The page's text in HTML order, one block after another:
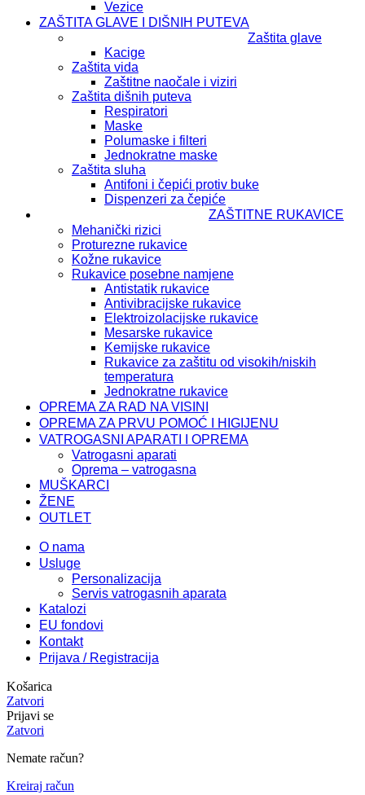
Vezice
ZAŠTITA GLAVE I DIŠNIH PUTEVA
Zaštita glave
Kacige
Zaštita vida
Zaštitne naočale i viziri
Zaštita dišnih puteva
Respiratori
Maske
Polumaske i filteri
Jednokratne maske
Zaštita sluha
Antifoni i čepići protiv buke
Dispenzeri za čepiće
ZAŠTITNE RUKAVICE
Mehanički rizici
Proturezne rukavice
Kožne rukavice
Rukavice posebne namjene
Antistatik rukavice
Antivibracijske rukavice
Elektroizolacijske rukavice
Mesarske rukavice
Kemijske rukavice
Rukavice za zaštitu od visokih/niskih
temperatura
Jednokratne rukavice
OPREMA ZA RAD NA VISINI
OPREMA ZA PRVU POMOĆ I HIGIJENU
VATROGASNI APARATI I OPREMA
Vatrogasni aparati
Oprema – vatrogasna
MUŠKARCI
ŽENE
OUTLET
O nama
Usluge
Personalizacija
Servis vatrogasnih aparata
Katalozi
EU fondovi
Kontakt
Prijava / Registracija
Košarica
Zatvori
Prijavi se
Zatvori
Nemate račun?
Kreiraj račun